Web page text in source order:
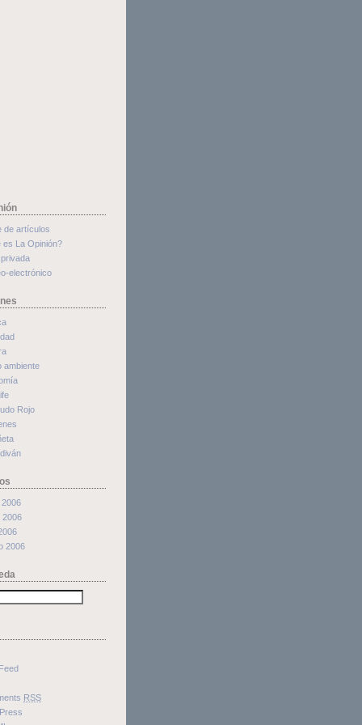
de artículos
es La Opinión?
electrónico
ambiente
Rojo
2006
2006
RSS